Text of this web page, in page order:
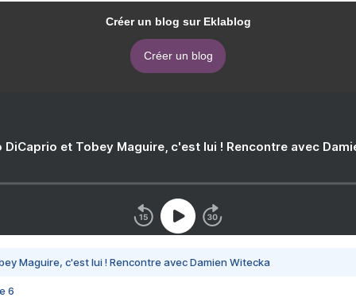
Créer un blog sur Eklablog
Créer un blog
DiCaprio et Tobey Maguire, c'est lui ! Rencontre avec
Maguire, c'est lui ! Rencontre avec Damien Witecka
6